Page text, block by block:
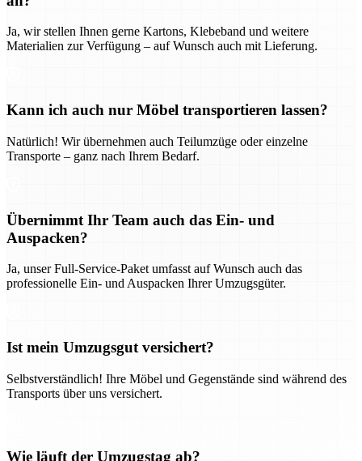
Ja, wir stellen Ihnen gerne Kartons, Klebeband und weitere
Materialien zur Verfügung – auf Wunsch auch mit Lieferung.
Kann ich auch nur Möbel transportieren lassen?
Natürlich! Wir übernehmen auch Teilumzüge oder einzelne
Transporte – ganz nach Ihrem Bedarf.
Übernimmt Ihr Team auch das Ein- und
Auspacken?
Ja, unser Full-Service-Paket umfasst auf Wunsch auch das
professionelle Ein- und Auspacken Ihrer Umzugsgüter.
Ist mein Umzugsgut versichert?
Selbstverständlich! Ihre Möbel und Gegenstände sind während des
Transports über uns versichert.
Wie läuft der Umzugstag ab?